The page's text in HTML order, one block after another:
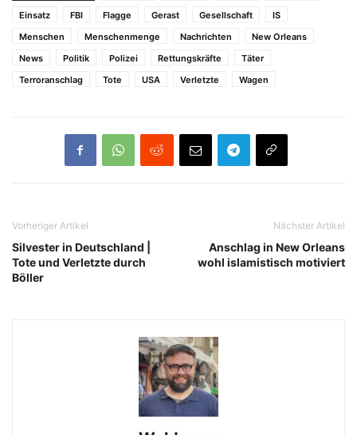
Einsatz
FBI Flagge Gerast Gesellschaft
IS
Menschen
Menschenmenge Nachrichten
New Orleans
News
Politik Polizei Rettungskräfte
Täter
Terroranschlag
Tote USA Verletzte Wagen
Vorheriger Artikel
Silvester in Deutschland |
Tote und Verletzte durch
Böller
Nächster Artikel
Anschlag in New Orleans
wohl islamistisch motiviert